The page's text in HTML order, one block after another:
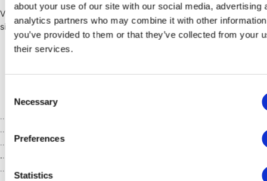
about your use of our site with our social media, advertising
analytics partners who may combine it with other
you’ve provided to them or that they’ve collected from your
their services.
Selection
Necessary
Preferences
Statistics
Vi
skal muligvis dele dine personlige oplysninger i følgende
situationer:
Virksomhedsoverdragelser.Vi kan dele eller overføre dine
oplysninger i forbindelse med eller under forhandlinger om
..
..
..
...
..